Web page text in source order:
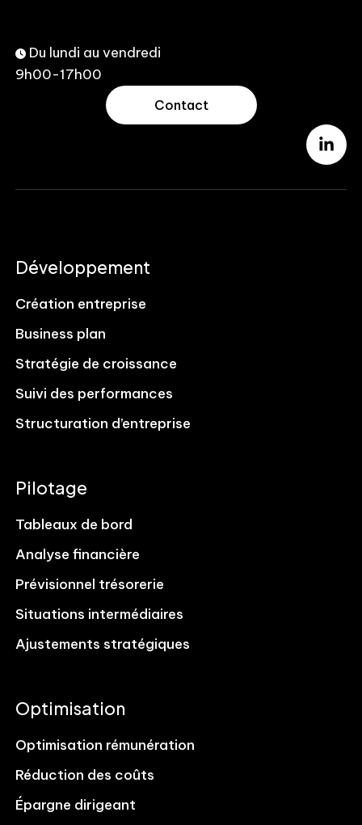
Du lundi au vendredi
9h00-17h00
Contact
Développement
Création entreprise
Business plan
Stratégie de croissance
Suivi des performances
Structuration d’entreprise
Pilotage
Tableaux de bord
Analyse financière
Prévisionnel trésorerie
Situations intermédiaires
Ajustements stratégiques
Optimisation
Optimisation rémunération
Réduction des coûts
Épargne dirigeant